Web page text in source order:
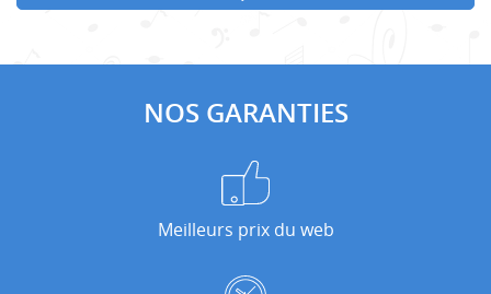
NOS GARANTIES
Meilleurs prix du web